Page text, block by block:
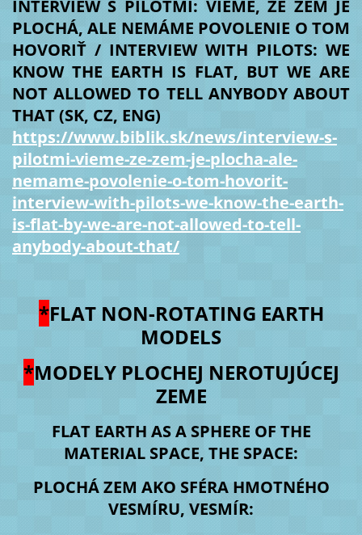
INTERVIEW S PILOTMI: VIEME, ŽE ZEM JE
PLOCHÁ, ALE NEMÁME POVOLENIE O TOM
HOVORIŤ / INTERVIEW WITH PILOTS: WE
KNOW THE EARTH IS FLAT, BUT WE ARE
NOT ALLOWED TO TELL ANYBODY ABOUT
THAT (SK, CZ, ENG)
https://www.biblik.sk/news/interview-s-
pilotmi-vieme-ze-zem-je-plocha-ale-
nemame-povolenie-o-tom-hovorit-
interview-with-pilots-we-know-the-earth-
is-flat-by-we-are-not-allowed-to-tell-
anybody-about-that/
*FLAT NON-ROTATING EARTH
MODELS
*MODELY PLOCHEJ NEROTUJÚCEJ
ZEME
FLAT EARTH AS A SPHERE OF THE
MATERIAL SPACE, THE SPACE:
PLOCHÁ ZEM AKO SFÉRA HMOTNÉHO
VESMÍRU, VESMÍR: